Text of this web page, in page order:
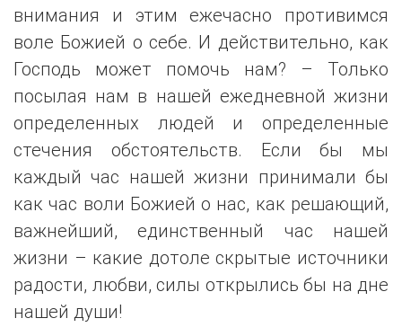
внимания и этим ежечасно противимся
воле Божией о себе. И действительно, как
Господь может помочь нам? – Только
посылая нам в нашей ежедневной жизни
определенных людей и определенные
стечения обстоятельств. Если бы мы
каждый час нашей жизни принимали бы
как час воли Божией о нас, как решающий,
важнейший, единственный час нашей
жизни – какие дотоле скрытые источники
радости, любви, силы открылись бы на дне
нашей души!